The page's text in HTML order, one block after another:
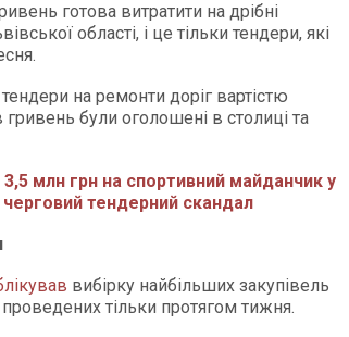
готова витратити на дрібні
області, і це тільки тендери, які
на ремонти доріг вартістю
були оголошені в столиці та
млн грн на спортивний майданчик у
черговий тендерний скандал
вибірку найбільших закупівель
проведених тільки протягом тижня.